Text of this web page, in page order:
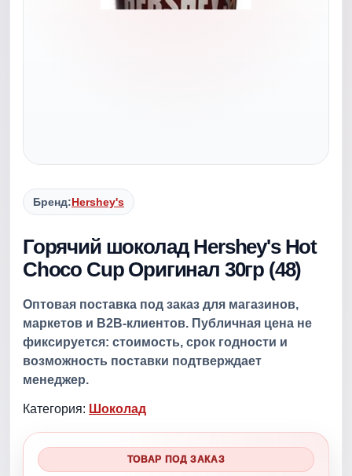
Бренд:Hershey's
Горячий шоколад Hershey's Hot
Choco Cup Оригинал 30гр (48)
Оптовая поставка под заказ для магазинов,
маркетов и B2B-клиентов. Публичная цена не
фиксируется: стоимость, срок годности и
возможность поставки подтверждает
менеджер.
Категория: Шоколад
ТОВАР ПОД ЗАКАЗ